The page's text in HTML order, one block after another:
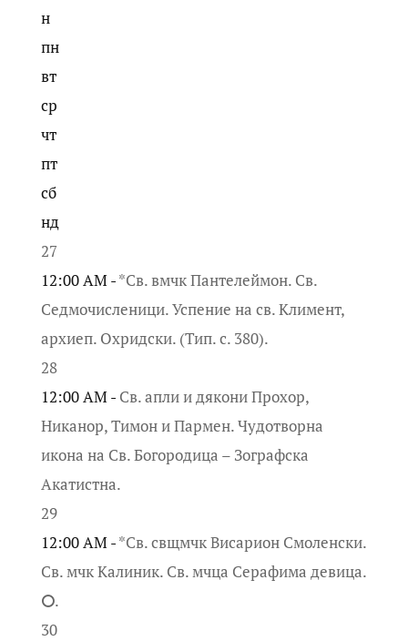
н
пн
вт
ср
чт
пт
сб
нд
27
12:00 AM -*Св. вмчк Пантелеймон. Св.
Седмочисленици. Успение на св. Климент,
архиеп. Охридски. (Тип. с. 380).
28
12:00 AM - Св. апли и дякони Прохор,
Никанор, Тимон и Пармен. Чудотворна
икона на Св. Богородица – Зографска
Акатистна.
29
12:00 AM -*Св. свщмчк Висарион Смоленски.
Св. мчк Калиник. Св. мчца Серафима девица.
⭘.
30